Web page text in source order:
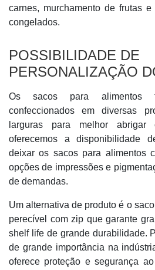
carnes, murchamento de frutas e
congelados.
POSSIBILIDADE DE
PERSONALIZAÇÃO
Os sacos para alimentos
confeccionados em diversas
larguras para melhor abrigar
oferecemos a disponibilidade
deixar os sacos para alimentos
opções de impressões e
de demandas.
Um alternativa de produto é o
perecível com zip que garante
shelf life de grande durabilidade.
de grande importância na
oferece proteção e segurança